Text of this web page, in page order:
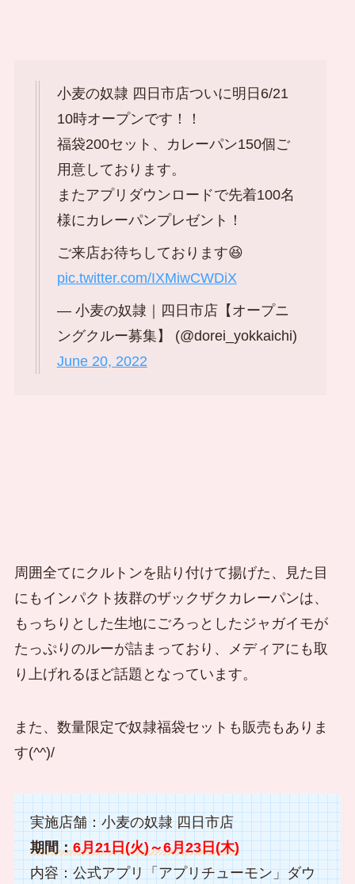
小麦の奴隷 四日市店ついに明日6/21
10時オープンです！！
福袋200セット、カレーパン150個ご
用意しております。
またアプリダウンロードで先着100名
様にカレーパンプレゼント！
ご来店お待ちしております😆
pic.twitter.com/IXMiwCWDiX
— 小麦の奴隷｜四日市店【オープニ
ングクルー募集】 (@dorei_yokkaichi)
June 20, 2022
周囲全てにクルトンを貼り付けて揚げた、見た目
にもインパクト抜群のザックザクカレーパンは、
もっちりとした生地にごろっとしたジャガイモが
たっぷりのルーが詰まっており、メディアにも取
り上げれるほど話題となっています。
また、数量限定で奴隷福袋セットも販売もありま
す(^^)/
実施店舗：小麦の奴隷 四日市店
期間：6月21日(火)～6月23日(木)
内容：公式アプリ「アプリチューモン」ダウ